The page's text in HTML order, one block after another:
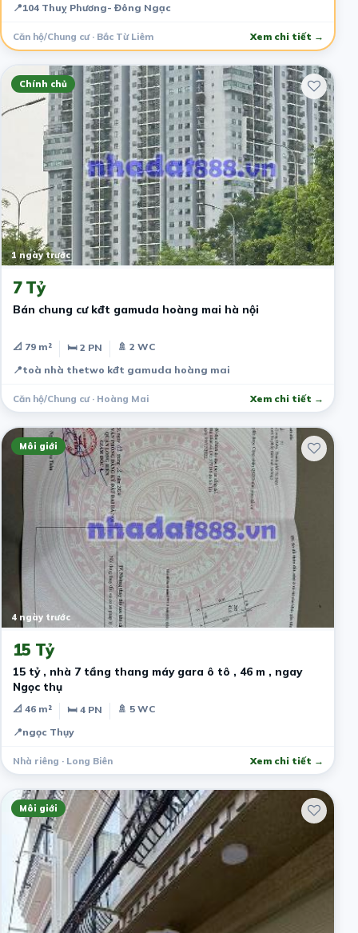
📍104 Thuỵ Phương- Đông Ngạc
Căn hộ/Chung cư · Bắc Từ Liêm Xem chi tiết →
Chính chủ
1 ngày trước
7 Tỷ
Bán chung cư kđt gamuda hoàng mai hà nội
📐 79 m² 🛏 2 PN
🚿 2 WC
📍toà nhà thetwo kđt gamuda hoàng mai
Căn hộ/Chung cư · Hoàng Mai Xem chi tiết →
Môi giới
4 ngày trước
15 Tỷ
15 tỷ , nhà 7 tầng thang máy gara ô tô , 46 m , ngay
Ngọc thụ
📐 46 m² 🛏 4 PN
🚿 5 WC
📍ngọc Thụy
Nhà riêng · Long Biên Xem chi tiết →
Môi giới